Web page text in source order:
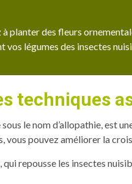
planter des fleurs
légumes des insectes
techniques
sous le nom d’allopathie,
vous pouvez améliorer la
repousse les insectes